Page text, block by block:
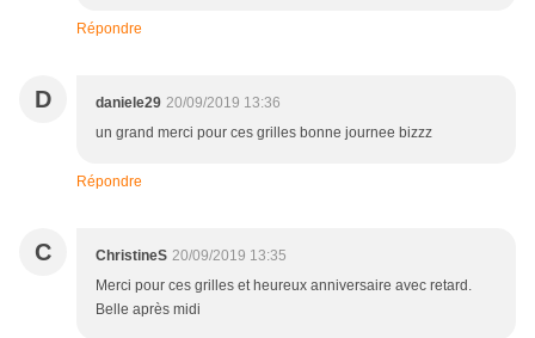
Répondre
D daniele29 20/09/2019 13:36
un grand merci pour ces grilles bonne journee bizzz
Répondre
C ChristineS 20/09/2019 13:35
Merci pour ces grilles et heureux anniversaire avec retard.
Belle après midi